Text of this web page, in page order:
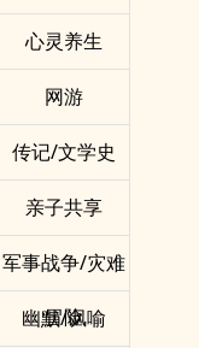
心灵养生
网游
传记/文学史
亲子共享
军事战争/灾难
冒险
幽默/讽喻